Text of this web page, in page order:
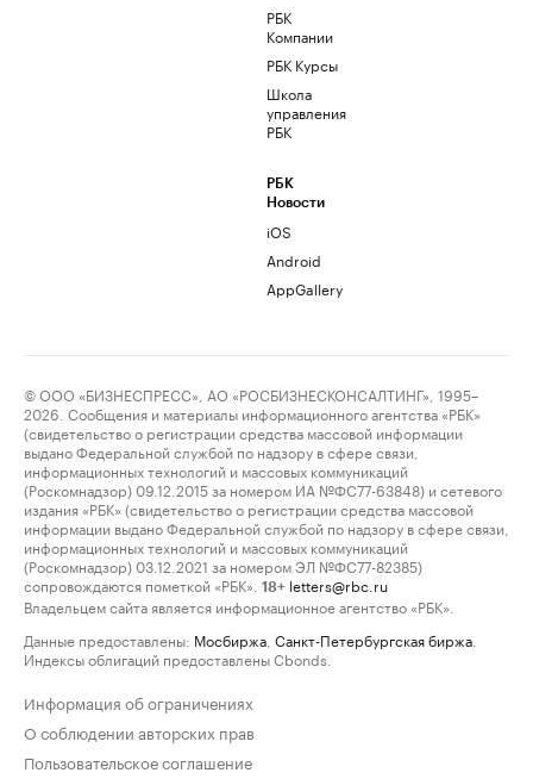
РБК
Компании
РБК Курсы
Школа
управления
РБК
РБК
Новости
iOS
Android
AppGallery
© ООО «БИЗНЕСПРЕСС», АО «РОСБИЗНЕСКОНСАЛТИНГ», 1995–
2026. Сообщения и материалы информационного агентства «РБК»
(свидетельство о регистрации средства массовой информации
выдано Федеральной службой по надзору в сфере связи,
информационных технологий и массовых коммуникаций
(Роскомнадзор) 09.12.2015 за номером ИА №ФС77-63848) и сетевого
издания «РБК» (свидетельство о регистрации средства массовой
информации выдано Федеральной службой по надзору в сфере связи,
информационных технологий и массовых коммуникаций
(Роскомнадзор) 03.12.2021 за номером ЭЛ №ФС77-82385)
сопровождаются пометкой «РБК».
18+ letters@rbc.ru
Владельцем сайта является информационное агентство «РБК».
Данные предоставлены: Мосбиржа Санкт-Петербургская биржа
Индексы облигаций предоставлены Cbonds.
Информация об ограничениях
О соблюдении авторских прав
Пользовательское соглашение